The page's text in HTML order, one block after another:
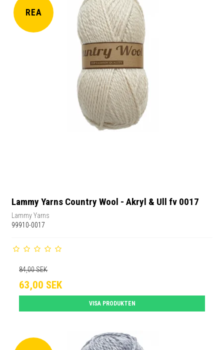
REA
Lammy Yarns Country Wool - Akryl & Ull fv 0017
Lammy Yarns
99910-0017
84,00 SEK
63,00 SEK
VISA PRODUKTEN